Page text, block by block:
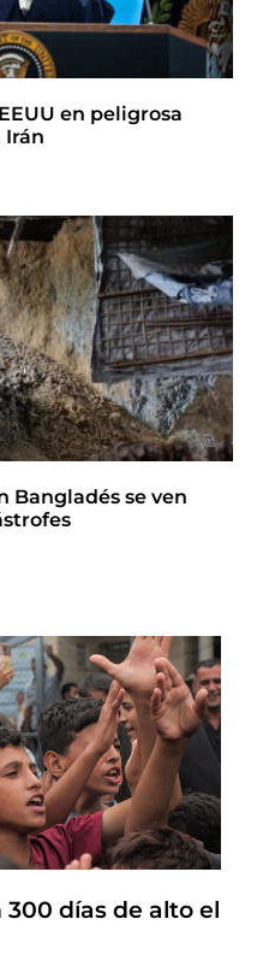
en peligrosa
Irán
Bangladés se ven
días de alto el